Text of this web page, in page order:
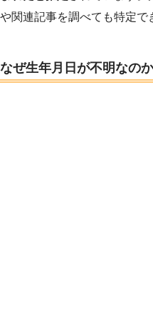
や関連記事を調べても特定で
なぜ生年月日が不明なのか